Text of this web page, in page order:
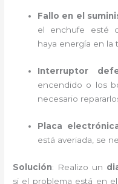
Fallo en el
el enchufe esté
haya energía en la
Interruptor
encendido o los
necesario
Placa
está averiada, se
Solución: Realizo un
si el problema está en